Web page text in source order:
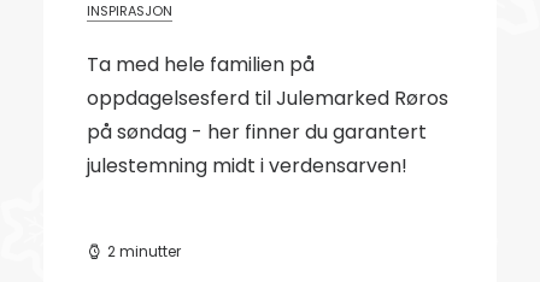
INSPIRASJON
Ta med hele familien på
oppdagelsesferd til Julemarked Røros
på søndag - her finner du garantert
julestemning midt i verdensarven!
2 minutter